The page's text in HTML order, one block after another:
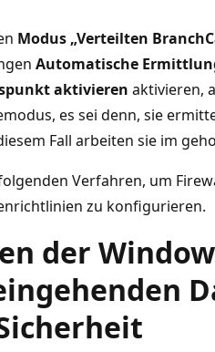
Modus „Verteilten
Automatische
aktivieren aktivieren,
es sei denn, sie
Fall arbeiten sie im
Verfahren, um
zu konfigurieren.
der